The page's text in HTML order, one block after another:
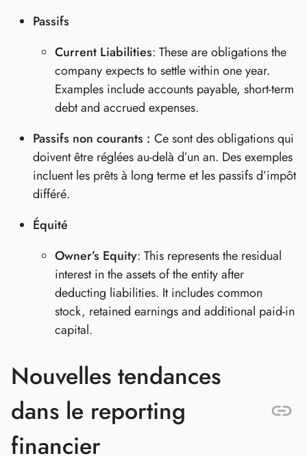
Passifs
Current Liabilities: These are obligations the
company expects to settle within one year.
Examples include accounts payable, short-term
debt and accrued expenses.
Passifs non courants : Ce sont des obligations qui
doivent être réglées au-delà d’un an. Des exemples
incluent les prêts à long terme et les passifs d’impôt
différé.
Équité
Owner’s Equity: This represents the residual
interest in the assets of the entity after
deducting liabilities. It includes common
stock, retained earnings and additional paid-in
capital.
Nouvelles tendances
dans le reporting
financier